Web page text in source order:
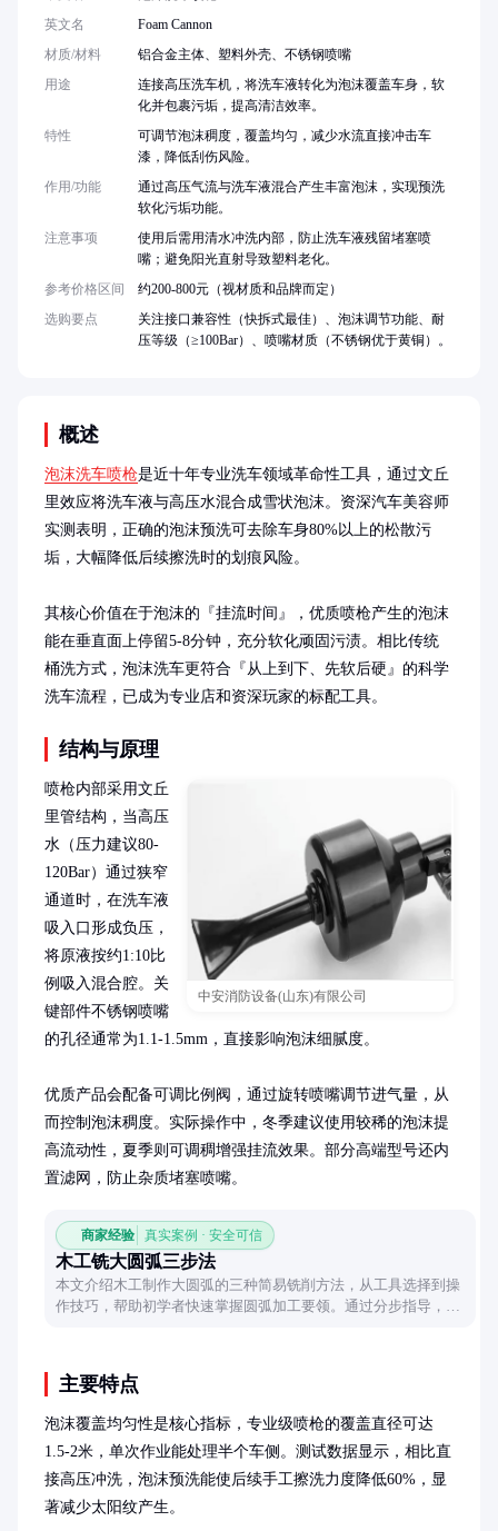
概述
泡沫洗车喷枪是近十年专业洗车领域革命性工具，通过文丘
里效应将洗车液与高压水混合成雪状泡沫。资深汽车美容师
实测表明，正确的泡沫预洗可去除车身80%以上的松散污
垢，大幅降低后续擦洗时的划痕风险。
其核心价值在于泡沫的『挂流时间』，优质喷枪产生的泡沫
能在垂直面上停留5-8分钟，充分软化顽固污渍。相比传统
桶洗方式，泡沫洗车更符合『从上到下、先软后硬』的科学
洗车流程，已成为专业店和资深玩家的标配工具。
结构与原理
中安消防设备(山东)有限公司
喷枪内部采用文丘
里管结构，当高压
水（压力建议80-
120Bar）通过狭窄
通道时，在洗车液
吸入口形成负压，
将原液按约1:10比
例吸入混合腔。关
键部件不锈钢喷嘴
的孔径通常为1.1-1.5mm，直接影响泡沫细腻度。
优质产品会配备可调比例阀，通过旋转喷嘴调节进气量，从
而控制泡沫稠度。实际操作中，冬季建议使用较稀的泡沫提
高流动性，夏季则可调稠增强挂流效果。部分高端型号还内
置滤网，防止杂质堵塞喷嘴。
商家经验 真实案例 · 安全可信
木工铣大圆弧三步法
本文介绍木工制作大圆弧的三种简易铣削方法，从工具选择到操
作技巧，帮助初学者快速掌握圆弧加工要领。通过分步指导，让
主要特点
泡沫覆盖均匀性是核心指标，专业级喷枪的覆盖直径可达
1.5-2米，单次作业能处理半个车侧。测试数据显示，相比直
接高压冲洗，泡沫预洗能使后续手工擦洗力度降低60%，显
著减少太阳纹产生。
英文名
Foam Cannon
材质/材料
铝合金主体、塑料外壳、不锈钢喷嘴
用途
连接高压洗车机，将洗车液转化为泡沫覆盖车身，软
化并包裹污垢，提高清洁效率。
特性
可调节泡沫稠度，覆盖均匀，减少水流直接冲击车
漆，降低刮伤风险。
作用/功能
通过高压气流与洗车液混合产生丰富泡沫，实现预洗
软化污垢功能。
注意事项
使用后需用清水冲洗内部，防止洗车液残留堵塞喷
嘴；避免阳光直射导致塑料老化。
参考价格区间
约200-800元（视材质和品牌而定）
选购要点
关注接口兼容性（快拆式最佳）、泡沫调节功能、耐
压等级（≥100Bar）、喷嘴材质（不锈钢优于黄铜）。